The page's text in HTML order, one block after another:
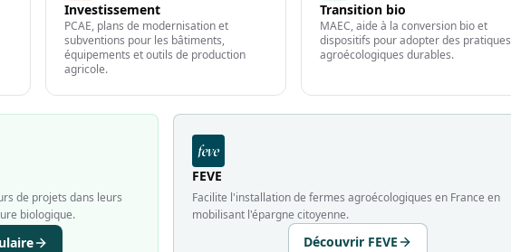
Investissement
PCAE, plans de modernisation et
subventions pour les bâtiments,
équipements et outils de production
agricole.
Transition bio
MAEC, aide à la conversion bio et
dispositifs pour adopter des pratiques
agroécologiques durables.
de projets dans leurs
biologique.
FEVE
Facilite l'installation de fermes agroécologiques en France en
mobilisant l'épargne citoyenne.
Découvrir FEVE